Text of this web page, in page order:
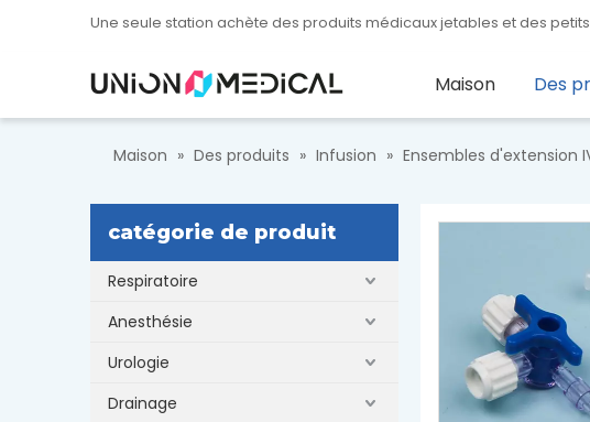
Une seule station achète des produits médicaux jetables et des
Maison Des
Maison » Des produits » Infusion » Ensembles d'extension
catégorie de produit
Respiratoire
Anesthésie
Urologie
Drainage